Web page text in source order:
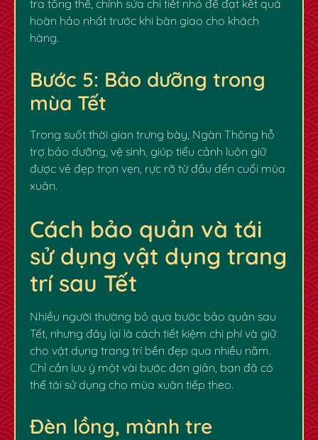
tra tổng thể, chỉnh sửa chi tiết nhỏ để đạt kết quả
hoàn hảo nhất trước khi bàn giao cho khách
hàng.
Bước 5: Bảo dưỡng trong
mùa Tết
Trong suốt thời gian trưng bày, Ngàn Thông hỗ
trợ bảo dưỡng, vệ sinh, giúp tiểu cảnh luôn giữ
được vẻ đẹp trọn vẹn, rực rỡ từ đầu đến cuối mùa
xuân.
Cách bảo quản và tái
sử dụng vật dụng trang
trí sau Tết
Nhiều người thường bỏ qua bước bảo quản sau
Tết, nhưng đây lại là cách tiết kiệm chi phí và giữ
cho vật dụng trang trí bền đẹp qua nhiều năm.
Chỉ cần lưu ý một vài bước đơn giản, bạn đã có
thể tái sử dụng cho mùa xuân tiếp theo.
Đèn lồng, mành tre